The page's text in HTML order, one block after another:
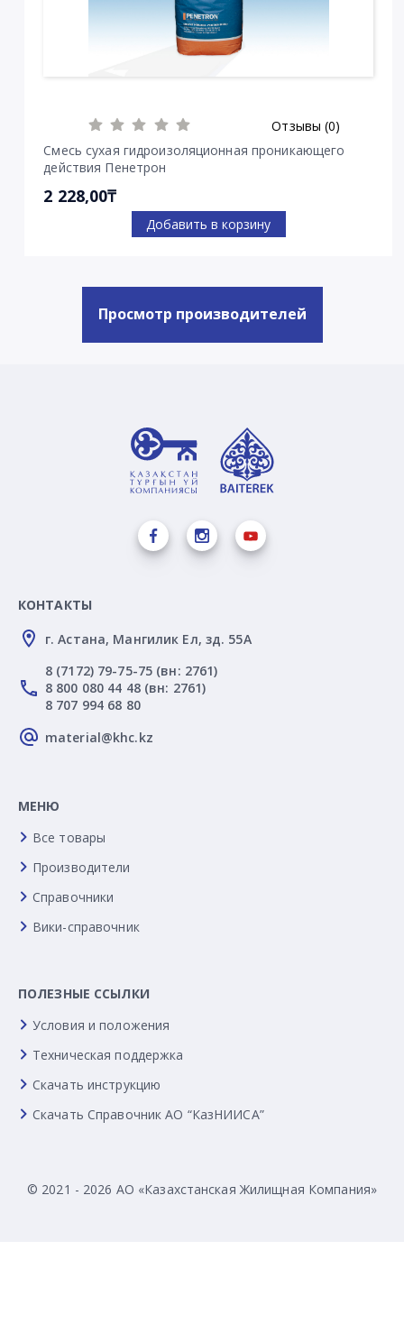
Отзывы (0)
Смесь сухая гидроизоляционная проникающего
действия Пенетрон
2 228,00₸
Добавить в корзину
Просмотр производителей
КОНТАКТЫ
г. Астана, Мангилик Ел, зд. 55А
8 (7172) 79-75-75 (вн: 2761)
8 800 080 44 48 (вн: 2761)
8 707 994 68 80
material@khc.kz
МЕНЮ
Все товары
Производители
Справочники
Вики-справочник
ПОЛЕЗНЫЕ ССЫЛКИ
Условия и положения
Техническая поддержка
Скачать инструкцию
Скачать Справочник АО “КазНИИСА”
© 2021 - 2026 АО «Казахстанская Жилищная Компания»